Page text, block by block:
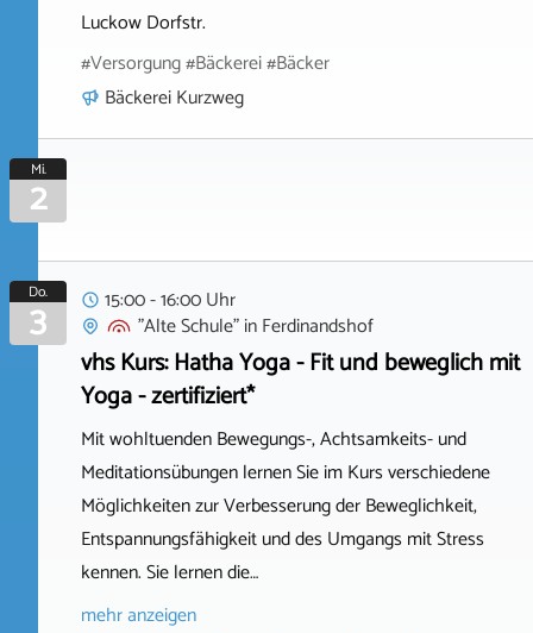
Luckow Dorfstr.
#Versorgung #Bäckerei #Bäcker
Bäckerei Kurzweg
Mi.
2
Do.
3
15:00 - 16:00 Uhr
"Alte Schule"inFerdinandshof
vhs Kurs: Hatha Yoga - Fit und beweglich mit
Yoga - zertifiziert*
Mit wohltuenden Bewegungs-, Achtsamkeits- und
Meditationsübungen lernen Sie im Kurs verschiedene
Möglichkeiten zur Verbesserung der Beweglichkeit,
Entspannungsfähigkeit und des Umgangs mit Stress
kennen. Sie lernen die…
mehr anzeigen